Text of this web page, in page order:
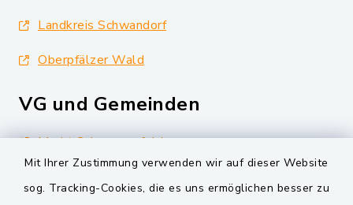
Mit Ihrer Zustimmung verwenden wir auf dieser Website
sog. Tracking-Cookies, die es uns ermöglichen besser zu
Landkreis Schwandorf
Oberpfälzer Wald
VG und Gemeinden
Markt Schwarzenfeld